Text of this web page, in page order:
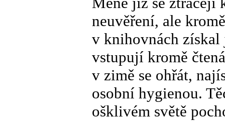
neuvěření, ale
v knihovnách získal
vstupují kromě
v zimě se ohřát,
osobní hygienou.
ošklivém světě